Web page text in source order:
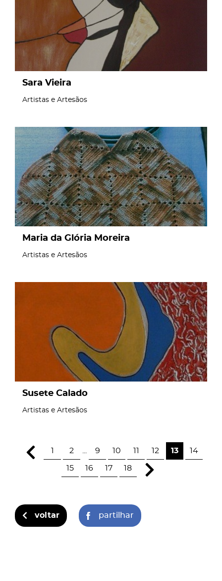
Sara Vieira
Artistas e Artesãos
page
Maria da Glória Moreira
Artistas e Artesãos
Susete Calado
Artistas e Artesãos
1 2 9 10 11 12 13 14
15 16 17 18
voltar partilhar